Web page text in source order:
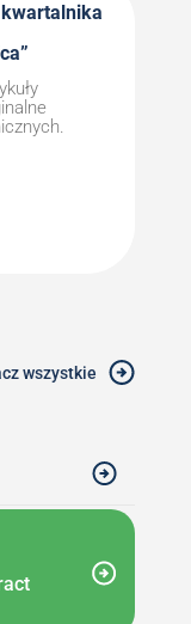
wszystkie